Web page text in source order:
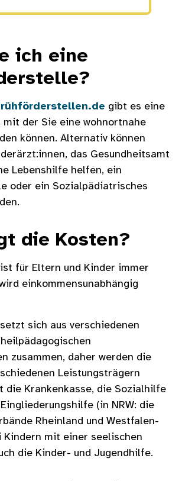
ich eine
gibt es eine
mit der Sie eine wohnortnahe
können. Alternativ können
das Gesundheitsamt
Lebenshilfe helfen, ein
oder ein Sozialpädiatrisches
die Kosten?
für Eltern und Kinder immer
einkommensunabhängig
sich aus verschiedenen
zusammen, daher werden die
Leistungsträgern
die Krankenkasse, die Sozialhilfe
(in NRW: die
Rheinland und Westfalen-
Kindern mit einer seelischen
die Kinder- und Jugendhilfe.